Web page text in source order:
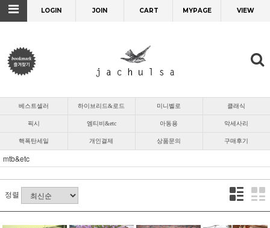
LOGIN JOIN CART MYPAGE VIEW
베스트셀러 하이브리드&로드 미니벨로 클래식
픽시 엠티비&etc 아동용 악세사리
핵폭탄세일 개인결제 상품문의 구매후기
mtb&etc
정렬